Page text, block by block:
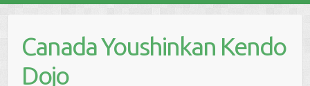
contentCanada Youshinkan Kendo
Dojo